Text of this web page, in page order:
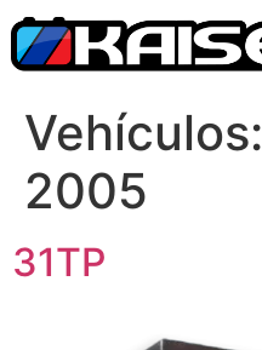
Vehículos:
2005
31TP